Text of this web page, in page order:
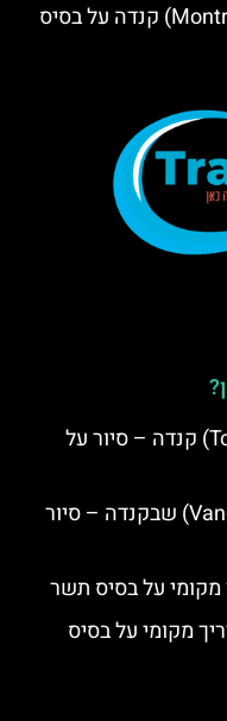
סיורים חינמיים במונטריאול (Montreal) קנדה על בסיס
סיורים חינמיים בטורונטו (Toronto) קנדה – סיור על
סיורים חינמיים בונקובר (Vancouver) שבקנדה – סיור
מקומי על בסיס תשר
מקומי על בסיס